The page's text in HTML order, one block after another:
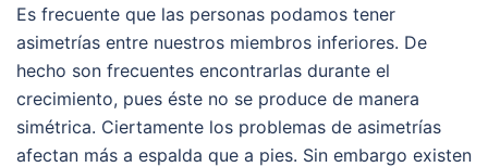
Es frecuente que las personas podamos tener
asimetrías entre nuestros miembros inferiores. De
hecho son frecuentes encontrarlas durante el
crecimiento, pues éste no se produce de manera
simétrica. Ciertamente los problemas de asimetrías
afectan más a espalda que a pies. Sin embargo existen